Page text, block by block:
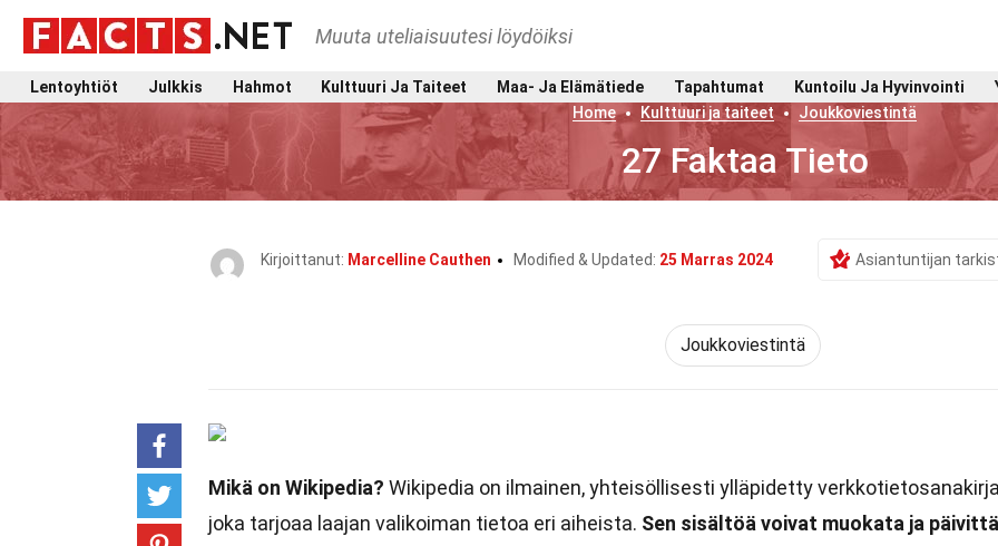
Muuta uteliaisuutesi löydöiksi
Lentoyhtiöt Julkkis Hahmot Kulttuuri Ja Taiteet Maa- Ja Elämätiede Tapahtumat Kuntoilu Ja Hyvinvointi
Home
Kulttuuri ja taiteet Joukkoviestintä
27 Faktaa Tieto
Kirjoittanut: Marcelline Cauthen Modified & Updated: 25 Marras 2024 Asiantuntijan
Joukkoviestintä
Mikä on Wikipedia? Wikipedia on ilmainen, yhteisöllisesti ylläpidetty
joka tarjoaa laajan valikoiman tietoa eri aiheista. Sen sisältöä voivat muokata ja